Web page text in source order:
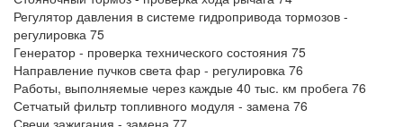
Регулятор давления в системе гидропривода тормозов -
регулировка 75
Генератор - проверка технического состояния 75
Направление пучков света фар - регулировка 76
Работы, выполняемые через каждые 40 тыс. км пробега 76
Сетчатый фильтр топливного модуля - замена 76
Свечи зажигания - замена 77